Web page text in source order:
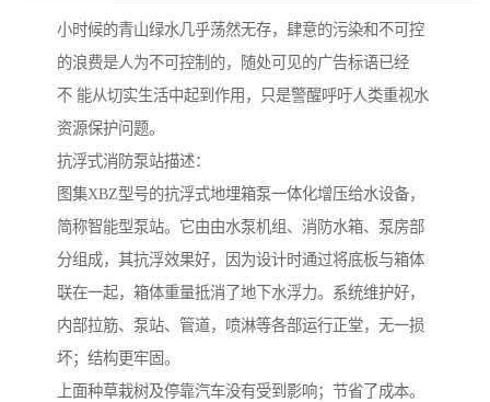
小时候的青山绿水几乎荡然无存，肆意的污染和不可控
的浪费是人为不可控制的，随处可见的广告标语已经
不 能从切实生活中起到作用，只是警醒呼吁人类重视水
资源保护问题。
抗浮式消防泵站描述：
图集XBZ型号的抗浮式地埋箱泵一体化增压给水设备，
简称智能型泵站。它由由水泵机组、消防水箱、泵房部
分组成，其抗浮效果好，因为设计时通过将底板与箱体
联在一起，箱体重量抵消了地下水浮力。系统维护好，
内部拉筋、泵站、管道，喷淋等各部运行正堂，无一损
坏；结构更牢固。
上面种草栽树及停靠汽车没有受到影响；节省了成本。